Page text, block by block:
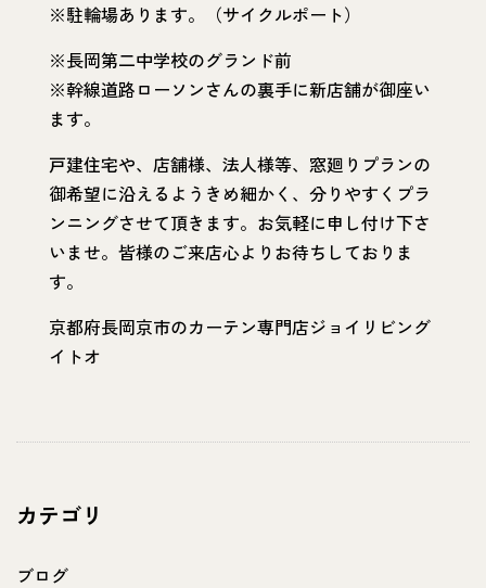
カテゴリ
ブログ
※駐輪場あります。（サイクルポート）
※長岡第二中学校のグランド前
※幹線道路ローソンさんの裏手に新店舗が御座い
ます。
戸建住宅や、店舗様、法人様等、窓廻りプランの
御希望に沿えるようきめ細かく、分りやすくプラ
ンニングさせて頂きます。お気軽に申し付け下さ
いませ。皆様のご来店心よりお待ちしておりま
す。
京都府長岡京市のカーテン専門店ジョイリビング
イトオ